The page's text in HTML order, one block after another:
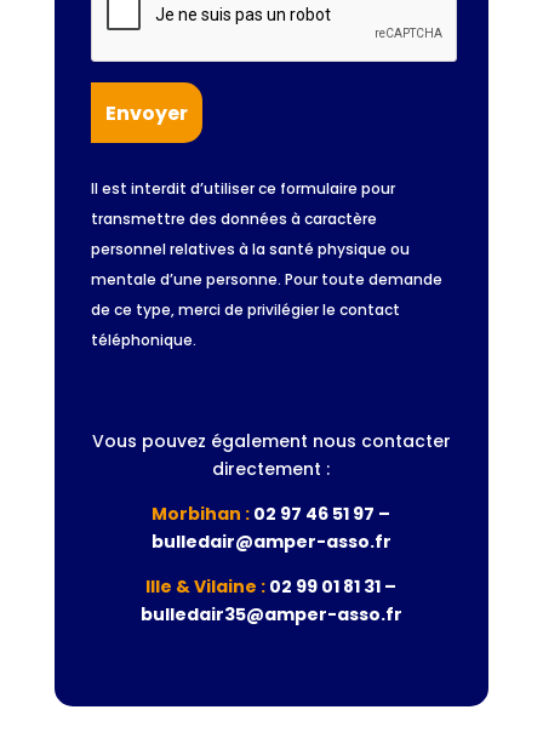
Il est interdit d’utiliser ce formulaire pour
transmettre des données à caractère
personnel relatives à la santé physique ou
mentale d’une personne. Pour toute demande
de ce type, merci de privilégier le contact
téléphonique.
Vous pouvez également nous contacter
directement :
Morbihan : 02 97 46 51 97 –
bulledair@amper-asso.fr
Ille & Vilaine : 02 99 01 81 31 –
bulledair35@amper-asso.fr